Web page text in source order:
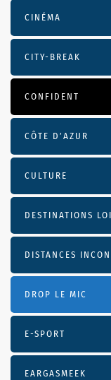
CINÉMA
CITY-BREAK
CONFIDENT
CÔTE D’AZUR
CULTURE
DESTINATIONS
DISTANCES
DROP LE MIC
E-SPORT
EARGASMEEK